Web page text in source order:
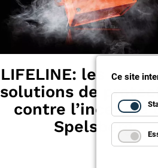
LIFELINE: les
solutions de
contre l’incendie
Spelsberg
Ce site